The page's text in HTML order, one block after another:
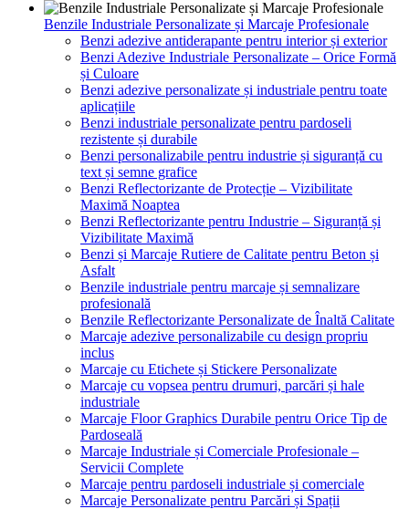
Benzile Industriale Personalizate și Marcaje Profesionale
Benzi adezive antiderapante pentru interior și exterior
Benzi Adezive Industriale Personalizate – Orice Formă
și Culoare
Benzi adezive personalizate și industriale pentru toate
aplicațiile
Benzi industriale personalizate pentru pardoseli
rezistente și durabile
Benzi personalizabile pentru industrie și siguranță cu
text și semne grafice
Benzi Reflectorizante de Protecție – Vizibilitate
Maximă Noaptea
Benzi Reflectorizante pentru Industrie – Siguranță și
Vizibilitate Maximă
Benzi și Marcaje Rutiere de Calitate pentru Beton și
Asfalt
Benzile industriale pentru marcaje și semnalizare
profesională
Benzile Reflectorizante Personalizate de Înaltă Calitate
Marcaje adezive personalizabile cu design propriu
inclus
Marcaje cu Etichete și Stickere Personalizate
Marcaje cu vopsea pentru drumuri, parcări și hale
industriale
Marcaje Floor Graphics Durabile pentru Orice Tip de
Pardoseală
Marcaje Industriale și Comerciale Profesionale –
Servicii Complete
Marcaje pentru pardoseli industriale și comerciale
Marcaje Personalizate pentru Parcări și Spații